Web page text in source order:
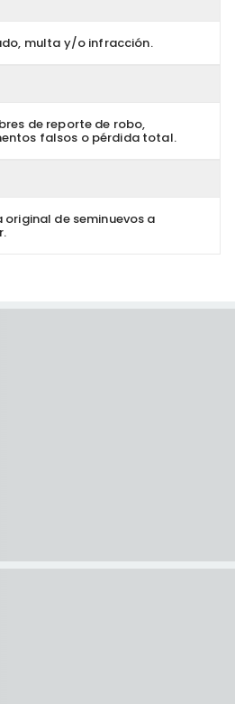
multa y/o infracción.
de reporte de robo,
falsos o pérdida total.
de seminuevos a